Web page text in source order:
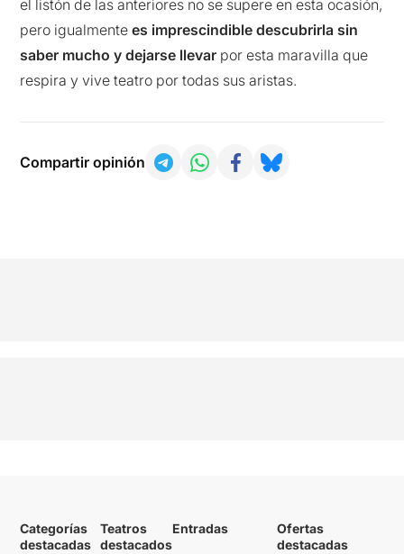
el listón de las anteriores no se supere en esta ocasión,
pero igualmentees imprescindible descubrirla sin
saber mucho y dejarse llevar por esta maravilla que
respira y vive teatro por todas sus aristas.
Compartir opinión
Categorías
destacadas
Teatros
destacados
Entradas
Ofertas
destacadas